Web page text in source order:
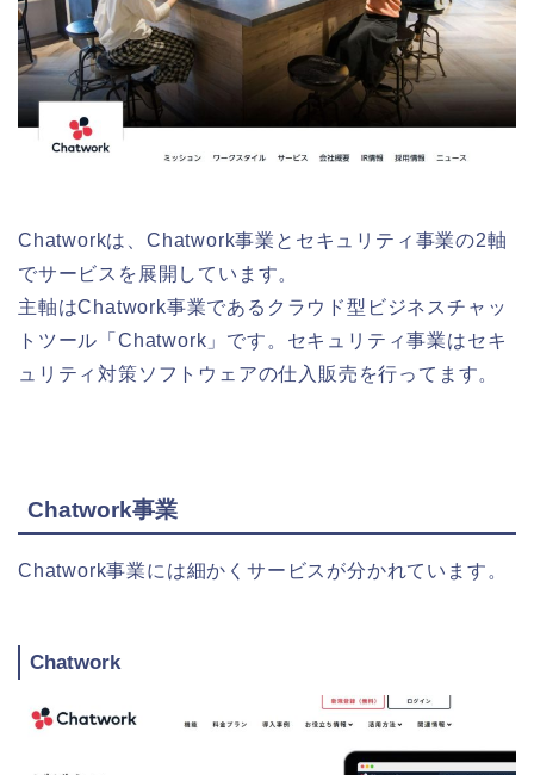
Chatworkは、Chatwork事業とセキュリティ事業の2軸
でサービスを展開しています。
主軸はChatwork事業であるクラウド型ビジネスチャッ
トツール「Chatwork」です。セキュリティ事業はセキ
ュリティ対策ソフトウェアの仕入販売を行ってます。
Chatwork事業
Chatwork事業には細かくサービスが分かれています。
Chatwork